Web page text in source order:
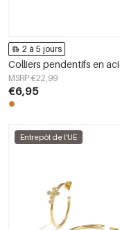
2 à 5 jours
MSRP €22,99
€6,95
Entrepôt de l'UE